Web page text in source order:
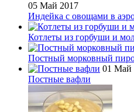
05 Май 2017
Индейка с овощами в
Котлеты из горбуши и
Постный морковный
01 Май
Постные вафли